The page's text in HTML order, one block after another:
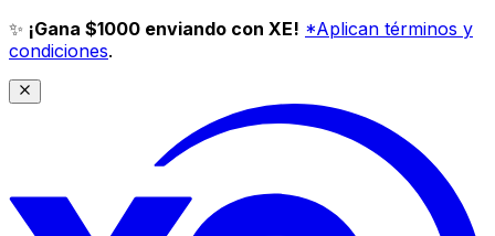
✨ ¡Gana $1000 enviando con XE! *Aplican términos y
condiciones.